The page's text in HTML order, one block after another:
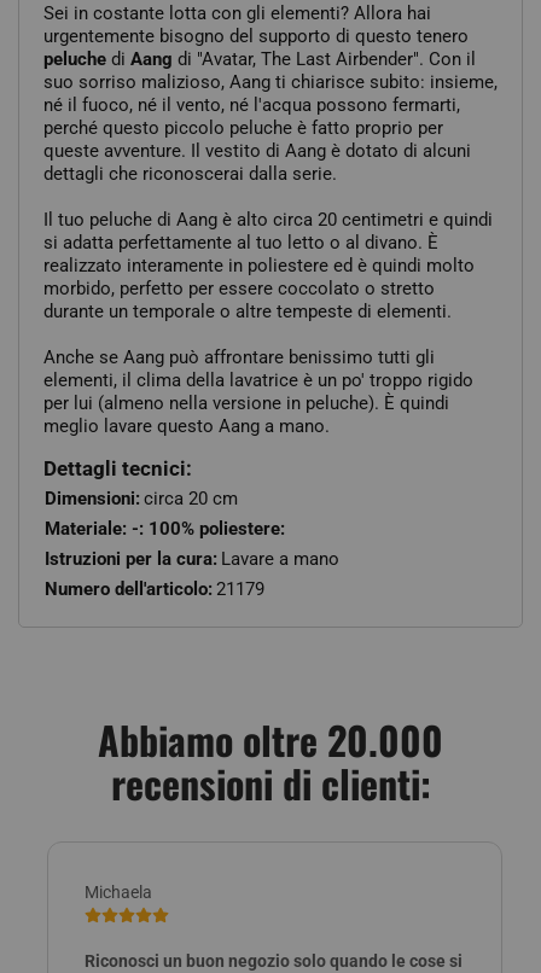
Sei in costante lotta con gli elementi? Allora hai
urgentemente bisogno del supporto di questo tenero
peluche di Aang di "Avatar, The Last Airbender". Con il
suo sorriso malizioso, Aang ti chiarisce subito: insieme,
né il fuoco, né il vento, né l'acqua possono fermarti,
perché questo piccolo peluche è fatto proprio per
queste avventure. Il vestito di Aang è dotato di alcuni
dettagli che riconoscerai dalla serie.
Il tuo peluche di Aang è alto circa 20 centimetri e quindi
si adatta perfettamente al tuo letto o al divano. È
realizzato interamente in poliestere ed è quindi molto
morbido, perfetto per essere coccolato o stretto
durante un temporale o altre tempeste di elementi.
Anche se Aang può affrontare benissimo tutti gli
elementi, il clima della lavatrice è un po' troppo rigido
per lui (almeno nella versione in peluche). È quindi
meglio lavare questo Aang a mano.
Dettagli tecnici:
Dimensioni: circa 20 cm
Materiale: -: 100% poliestere:
Istruzioni per la cura: Lavare a mano
Numero dell'articolo: 21179
Abbiamo oltre 20.000
recensioni di clienti:
Michaela
Riconosci un buon negozio solo quando le cose si